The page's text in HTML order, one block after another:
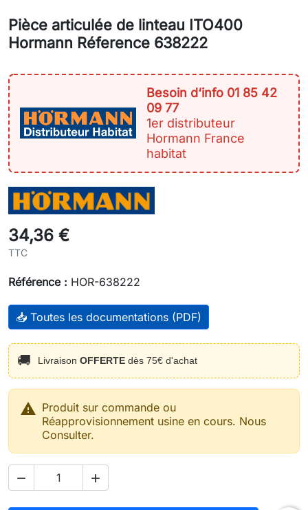
Pièce articulée de linteau ITO400
Hormann Réference 638222
Besoin d‘info 01 85 42
09 77
1er distributeur
Hormann France
habitat
34,36 €
TTC
Référence : HOR-638222
📥 Toutes les documentations (PDF)
🚚 Livraison OFFERTE dès 75€ d'achat
 Produit sur commande ou
Réapprovisionnement usine en cours. Nous
Consulter.
 